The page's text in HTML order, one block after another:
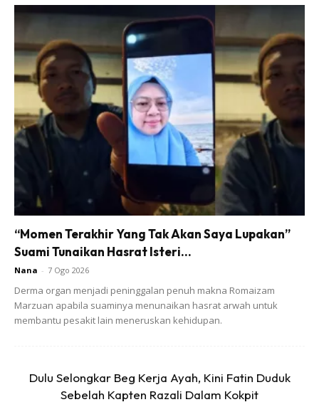
Ads
Kajian tersebut dijalankan ke atas 500 buah
keluarga yang mengukur kebergantungan kanak-
kanak itu, menangis dan merengek, menjerit,
percubaan berlaku kasar, terlupa cara untuk
berjalan atau bercakap dan bersikap seperti orang
bodoh.
“Momen Terakhir Yang Tak Akan Saya Lupakan”
Suami Tunaikan Hasrat Isteri...
Nana - 7 Ogo 2026
Derma organ menjadi peninggalan penuh makna Romaizam
Marzuan apabila suaminya menunaikan hasrat arwah untuk
membantu pesakit lain meneruskan kehidupan.
Dulu Selongkar Beg Kerja Ayah, Kini Fatin Duduk
Sebelah Kapten Razali Dalam Kokpit